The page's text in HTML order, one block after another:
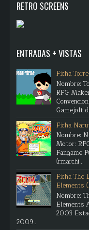
RETRO SCREENS
ENTRADAS + VISTAS
Ficha
Nombre:
RPG
Gamejolt
Ficha
Nombre:
Motor:
Fangame
(rmarchi...
Ficha The
Elements
Nombre:
Elements
2003
2009...